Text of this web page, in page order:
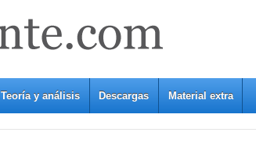
Teoría y análisis Descargas Material extra